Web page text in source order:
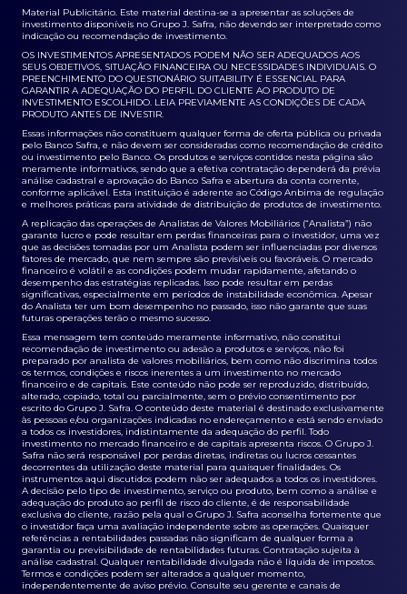
Material Publicitário. Este material destina-se a apresentar as soluções de
investimento disponíveis no Grupo J. Safra, não devendo ser interpretado como
indicação ou recomendação de investimento.
OS INVESTIMENTOS APRESENTADOS PODEM NÃO SER ADEQUADOS AOS
SEUS OBJETIVOS, SITUAÇÃO FINANCEIRA OU NECESSIDADES INDIVIDUAIS. O
PREENCHIMENTO DO QUESTIONÁRIO SUITABILITY É ESSENCIAL PARA
GARANTIR A ADEQUAÇÃO DO PERFIL DO CLIENTE AO PRODUTO DE
INVESTIMENTO ESCOLHIDO. LEIA PREVIAMENTE AS CONDIÇÕES DE CADA
PRODUTO ANTES DE INVESTIR.
Essas informações não constituem qualquer forma de oferta pública ou privada
pelo Banco Safra, e não devem ser consideradas como recomendação de crédito
ou investimento pelo Banco. Os produtos e serviços contidos nesta página são
meramente informativos, sendo que a efetiva contratação dependerá da prévia
análise cadastral e aprovação do Banco Safra e abertura da conta corrente,
conforme aplicável. Esta instituição é aderente ao Código Anbima de regulação
e melhores práticas para atividade de distribuição de produtos de investimento.
A replicação das operações de Analistas de Valores Mobiliários (“Analista”) não
garante lucro e pode resultar em perdas financeiras para o investidor, uma vez
que as decisões tomadas por um Analista podem ser influenciadas por diversos
fatores de mercado, que nem sempre são previsíveis ou favoráveis. O mercado
financeiro é volátil e as condições podem mudar rapidamente, afetando o
desempenho das estratégias replicadas. Isso pode resultar em perdas
significativas, especialmente em períodos de instabilidade econômica. Apesar
do Analista ter um bom desempenho no passado, isso não garante que suas
futuras operações terão o mesmo sucesso.
Essa mensagem tem conteúdo meramente informativo, não constitui
recomendação de investimento ou adesão a produtos e serviços, não foi
preparado por analista de valores mobiliários, bem como não discrimina todos
os termos, condições e riscos inerentes a um investimento no mercado
financeiro e de capitais. Este conteúdo não pode ser reproduzido, distribuído,
alterado, copiado, total ou parcialmente, sem o prévio consentimento por
escrito do Grupo J. Safra. O conteúdo deste material é destinado exclusivamente
às pessoas e/ou organizações indicadas no endereçamento e está sendo enviado
a todos os investidores, indistintamente da adequação do perfil. Todo
investimento no mercado financeiro e de capitais apresenta riscos. O Grupo J.
Safra não será responsável por perdas diretas, indiretas ou lucros cessantes
decorrentes da utilização deste material para quaisquer finalidades. Os
instrumentos aqui discutidos podem não ser adequados a todos os investidores.
A decisão pelo tipo de investimento, serviço ou produto, bem como a análise e
adequação do produto ao perfil de risco do cliente, é de responsabilidade
exclusiva do cliente, razão pela qual o Grupo J. Safra aconselha fortemente que
o investidor faça uma avaliação independente sobre as operações. Quaisquer
referências a rentabilidades passadas não significam de qualquer forma a
garantia ou previsibilidade de rentabilidades futuras. Contratação sujeita à
análise cadastral. Qualquer rentabilidade divulgada não é líquida de impostos.
Termos e condições podem ser alterados a qualquer momento,
independentemente de aviso prévio. Consulte seu gerente e canais de